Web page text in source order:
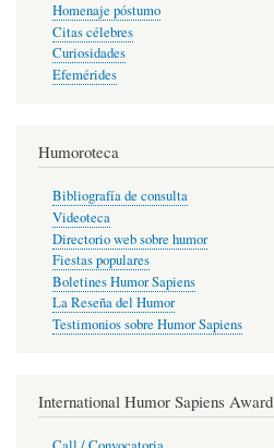
Homenaje póstumo
Citas célebres
Curiosidades
Efemérides
Humoroteca
Bibliografía de consulta
Videoteca
Directorio web sobre humor
Fiestas populares
Boletines Humor Sapiens
La Reseña del Humor
Testimonios sobre Humor Sapiens
International Humor Sapiens Award